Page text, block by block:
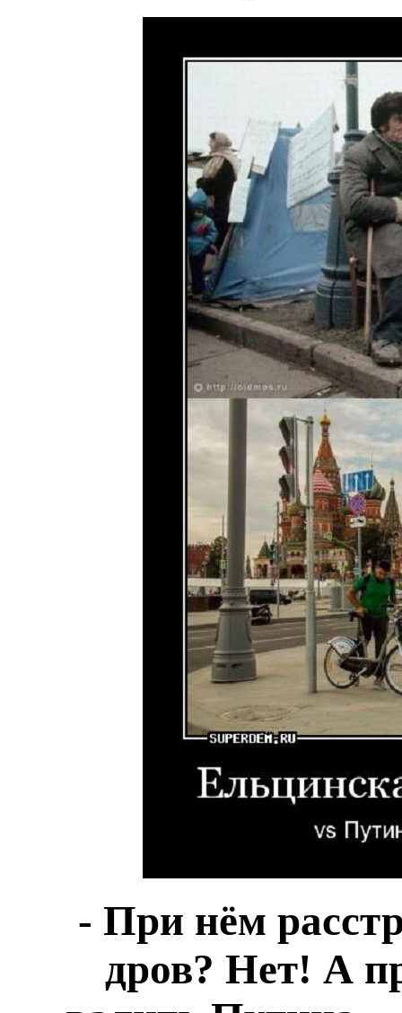
- При нём
дров? Нет! А